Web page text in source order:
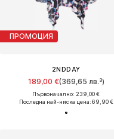
ПРОМОЦИЯ
2NDDAY
189,00 €(369,65 лв.³)
Първоначално: 239,00 €
Последна най-ниска цена:69,90 €